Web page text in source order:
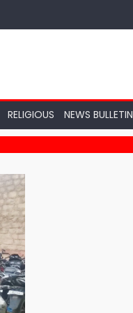
RELIGIOUS NEWS BULLETIN